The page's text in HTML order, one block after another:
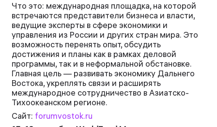
Что это: международная площадка, на которой
встречаются представители бизнеса и власти,
ведущие эксперты в сфере экономики и
управления из России и других стран мира. Это
возможность перенять опыт, обсудить
достижения и планы как в рамках деловой
программы, так и в неформальной обстановке.
Главная цель — развивать экономику Дальнего
Востока, укреплять связи и расширять
международное сотрудничество в Азиатско-
Тихоокеанском регионе.
Сайт: forumvostok.ru